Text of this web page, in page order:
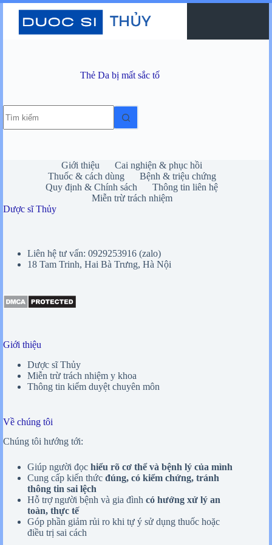
Chuyển
ThẻDa bị mất sắc tố
có
kết
Giới thiệu
Cai nghiện & phục hồi
Thuốc & cách dùng
Bệnh & triệu chứng
Quy định & Chính sách
Thông tin liên hệ
Miễn trừ trách nhiệm
Dược sĩ Thủy
Liên hệ tư vấn: 0929253916 (zalo)
18 Tam Trinh, Hai Bà Trưng, Hà Nội
Giới thiệu
Dược sĩ Thủy
Miễn trừ trách nhiệm y khoa
Thông tin kiểm duyệt chuyên môn
Về chúng tôi
Chúng tôi hướng tới:
Giúp người đọc hiểu rõ cơ thể và bệnh lý của mình
Cung cấp kiến thức đúng, có kiểm chứng, tránh
thông tin sai lệch
Hỗ trợ người bệnh và gia đình có hướng xử lý an
toàn, thực tế
Góp phần giảm rủi ro khi tự ý sử dụng thuốc hoặc
điều trị sai cách